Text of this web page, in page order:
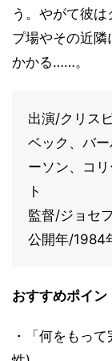
う。やがて彼
プ場やその近
かかる……。
出演/クリス
ベック、バ
ーソン、コ
ト
監督/ジョセ
公開年/1984
おすすめポイン
・「何をもっ